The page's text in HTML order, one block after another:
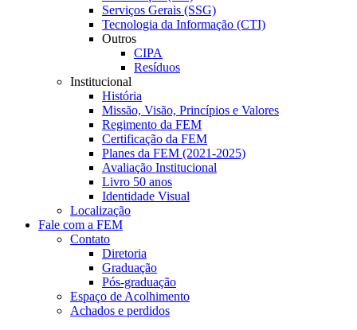
Serviços Gerais (SSG)
Tecnologia da Informação (CTI)
Outros
CIPA
Resíduos
Institucional
História
Missão, Visão, Princípios e Valores
Regimento da FEM
Certificação da FEM
Planes da FEM (2021-2025)
Avaliação Institucional
Livro 50 anos
Identidade Visual
Localização
Fale com a FEM
Contato
Diretoria
Graduação
Pós-graduação
Espaço de Acolhimento
Achados e perdidos